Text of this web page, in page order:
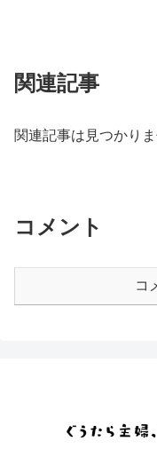
関連記事
関連記事は見つかりま
コメント
コ